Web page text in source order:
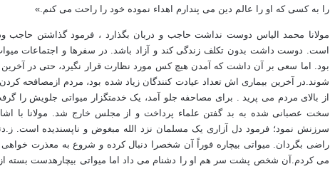
را به کسی که او را عالم دین می پندارم اهداء نموده خود را راحت می کنم.»
مولانا محمد الیاس دوست نداشت حاجب و دربان بگذارد ، فرمود گذاشتن حاجب
است. دوست داشت بدون تکلف زندگی کند و آزاد باشد. در سفرها و اجتماعات
بود. اما سعی بر آن داشت که آمدن هیچ کس مورد نظارت قرار نگیرد، حتی در
شوند.در آخرین بیماری اش تعداد عیادت کنندگان زیاد شده بود، مردم ازمصافحه
از بالای مردم می پرید . برای مصاحفه جلو آمد، یک خدمتگزار میواتی جلویش را
سخت عصبانی شده به بد گفتن علماء پرداخت و از مجلس خارج شد. مولانا با
سرزنش نمود؛ فرمود دل آزاری یک مسلمان نزد الله مبغوض و ناپسندیده است.
راضی بگردان. میواتی بیچاره فوراً آن شخصرا دنبال کرده و شروع به معذرت
می کردم.آن شخص پشت سر هم او را دشنام می داد اما میواتی بیچارهدست